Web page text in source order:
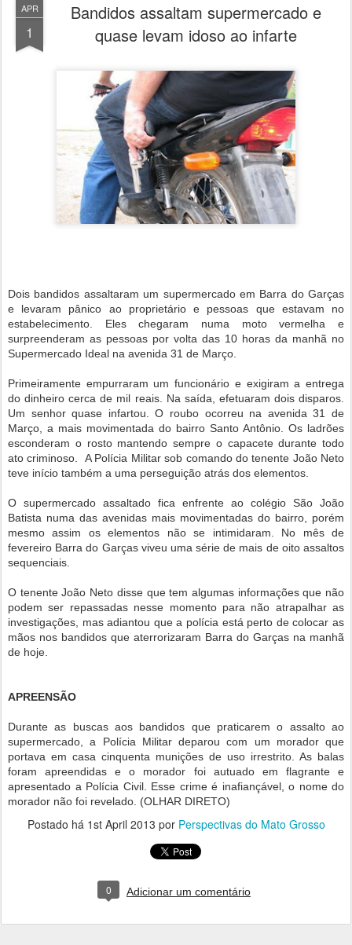
APR
1
Bandidos assaltam supermercado e
quase levam idoso ao infarte
Dois bandidos assaltaram um supermercado em Barra do Garças
e levaram pânico ao proprietário e pessoas que estavam no
estabelecimento. Eles chegaram numa moto vermelha e
surpreenderam as pessoas por volta das 10 horas da manhã no
Supermercado Ideal na avenida 31 de Março.
Primeiramente empurraram um funcionário e exigiram a entrega
do dinheiro cerca de mil reais. Na saída, efetuaram dois disparos.
Um senhor quase infartou. O roubo ocorreu na avenida 31 de
Março, a mais movimentada do bairro Santo Antônio. Os ladrões
esconderam o rosto mantendo sempre o capacete durante todo
ato criminoso. A Polícia Militar sob comando do tenente João Neto
teve início também a uma perseguição atrás dos elementos.
O supermercado assaltado fica enfrente ao colégio São João
Batista numa das avenidas mais movimentadas do bairro, porém
mesmo assim os elementos não se intimidaram. No mês de
fevereiro Barra do Garças viveu uma série de mais de oito assaltos
sequenciais.
O tenente João Neto disse que tem algumas informações que não
podem ser repassadas nesse momento para não atrapalhar as
investigações, mas adiantou que a polícia está perto de colocar as
mãos nos bandidos que aterrorizaram Barra do Garças na manhã
de hoje.
APREENSÃO
Durante as buscas aos bandidos que praticarem o assalto ao
supermercado, a Polícia Militar deparou com um morador que
portava em casa cinquenta munições de uso irrestrito. As balas
foram apreendidas e o morador foi autuado em flagrante e
apresentado a Polícia Civil. Esse crime é inafiançável, o nome do
morador não foi revelado. (OLHAR DIRETO)
Postado há 1st April 2013 por Perspectivas do Mato Grosso
0 Adicionar um comentário